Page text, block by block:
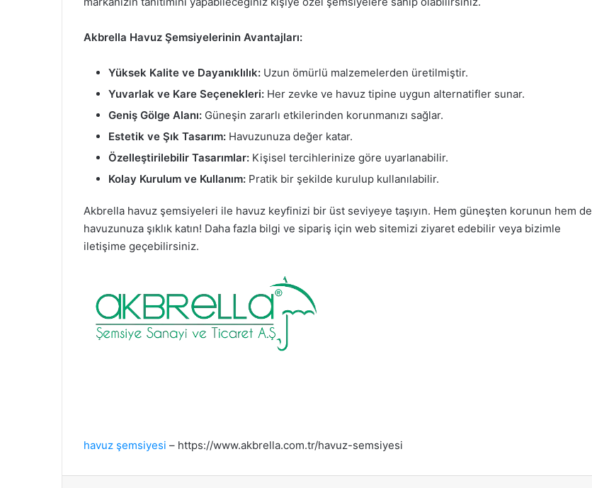
Akbrella Havuz Şemsiyelerinin Avantajları:
Yüksek Kalite ve Dayanıklılık: Uzun ömürlü malzemelerden üretilmiştir.
Yuvarlak ve Kare Seçenekleri: Her zevke ve havuz tipine uygun alternatifler sunar.
Geniş Gölge Alanı: Güneşin zararlı etkilerinden korunmanızı sağlar.
Estetik ve Şık Tasarım: Havuzunuza değer katar.
Özelleştirilebilir Tasarımlar: Kişisel tercihlerinize göre uyarlanabilir.
Kolay Kurulum ve Kullanım: Pratik bir şekilde kurulup kullanılabilir.
Akbrella havuz şemsiyeleri ile havuz keyfinizi bir üst seviyeye taşıyın. Hem güneşten korunun hem de
havuzunuza şıklık katın! Daha fazla bilgi ve sipariş için web sitemizi ziyaret edebilir veya bizimle
iletişime geçebilirsiniz.
havuz şemsiyesi – https://www.akbrella.com.tr/havuz-semsiyesi